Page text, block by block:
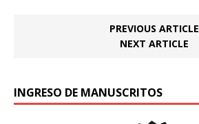
PREVIOUS ARTICLE
NEXT ARTICLE
INGRESO DE MANUSCRITOS